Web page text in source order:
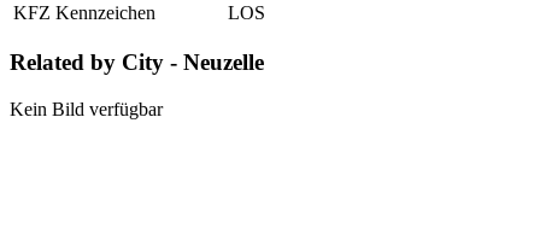
KFZ Kennzeichen
LOS
Related by City - Neuzelle
Kein Bild verfügbar